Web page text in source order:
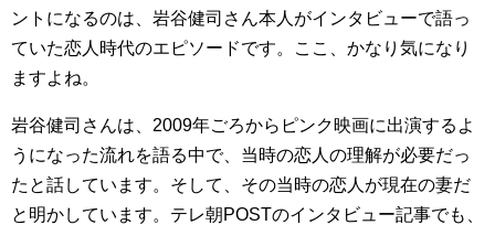
ントになるのは、岩谷健司さん本人がインタビューで語っ
ていた恋人時代のエピソードです。ここ、かなり気になり
ますよね。
岩谷健司さんは、2009年ごろからピンク映画に出演するよ
うになった流れを語る中で、当時の恋人の理解が必要だっ
たと話しています。そして、その当時の恋人が現在の妻だ
と明かしています。テレ朝POSTのインタビュー記事でも、